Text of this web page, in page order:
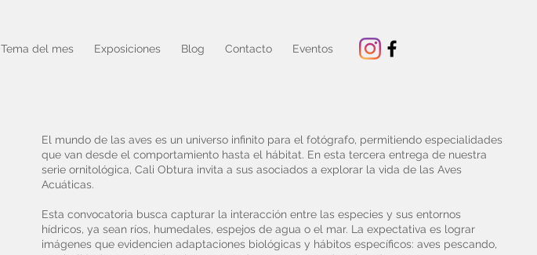
Tema del mes Exposiciones Blog Contacto Eventos
El mundo de las aves es un universo infinito para el fotógrafo, permitiendo especialidades
que van desde el comportamiento hasta el hábitat. En esta tercera entrega de nuestra
serie ornitológica, Cali Obtura invita a sus asociados a explorar la vida de las Aves
Acuáticas.
Esta convocatoria busca capturar la interacción entre las especies y sus entornos
hídricos, ya sean ríos, humedales, espejos de agua o el mar. La expectativa es lograr
imágenes que evidencien adaptaciones biológicas y hábitos específicos: aves pescando,